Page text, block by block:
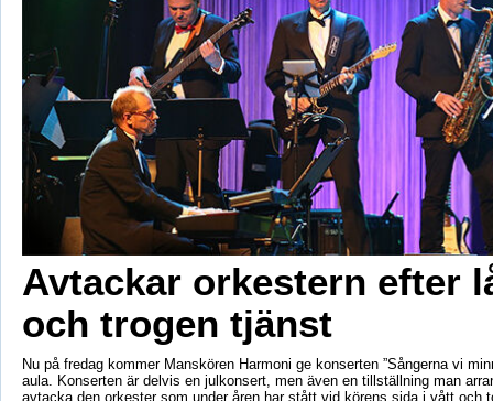
Avtackar orkestern efter
och trogen tjänst
Nu på fredag kommer Manskören Harmoni ge konserten ”Sångerna vi
aula. Konserten är delvis en julkonsert, men även en tillställning man
avtacka den orkester som under åren har stått vid körens sida i vått och